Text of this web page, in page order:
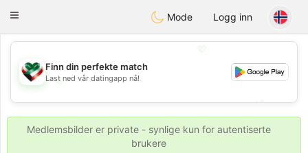
KuwaitChat
Toggle
Mode Logg inn
💖
💕
Finn din perfekte match
Last ned vår datingapp nå!
Medlemsbilder er private - synlige kun for autentiserte
brukere